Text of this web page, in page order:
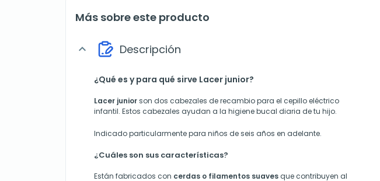
Más sobre este producto
expand_more Descripción
¿Qué es y para qué sirve Lacer junior?
Lacer juniorson dos cabezales de recambio para el cepillo eléctrico
infantil. Estos cabezales ayudan a la higiene bucal diaria de tu hijo.
Indicado particularmente para niños de seis años en adelante.
¿Cuáles son sus características?
Están fabricados con cerdas o filamentos suaves que contribuyen al